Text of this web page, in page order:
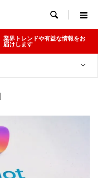

業界トレンドや有益な情報をお
届けします